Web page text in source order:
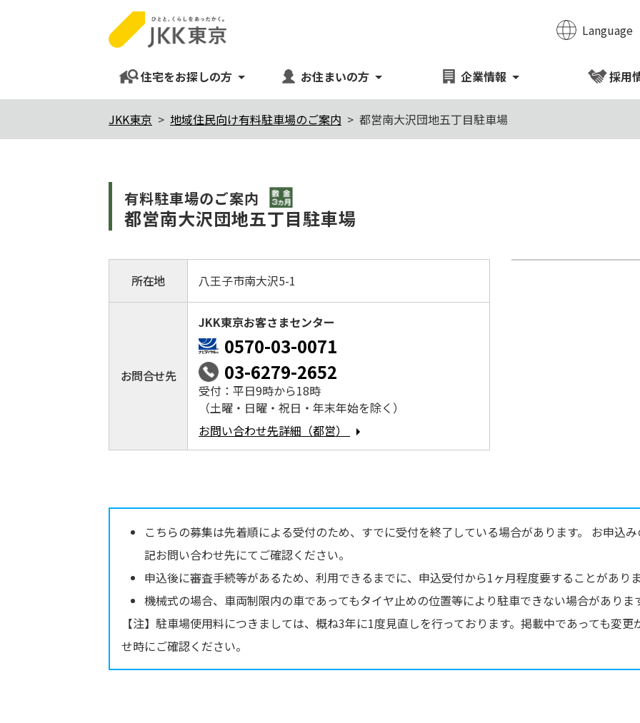
Language
住宅をお探しの方 お住まいの方 企業情報
採用
JKK東京 地域住民向け有料駐車場のご案内 都営南大沢団地五丁目駐車場
有料駐⾞場のご案内 敷金3か月
都営南大沢団地五丁目駐車場
所在地 八王子市南大沢5-1
お問合せ先
JKK東京お客さまセンター
0570-03-0071
03-6279-2652
受付：平日9時から18時
（土曜・日曜・祝日・年末年始を除く）
お問い合わせ先詳細（都営）
こちらの募集は先着順による受付のため、すでに受付を終了している場合があります。 お申込
記お問い合わせ先にてご確認ください。
申込後に審査手続等があるため、利用できるまでに、申込受付から1ヶ月程度要することがあり
機械式の場合、車両制限内の車であってもタイヤ止めの位置等により駐車できない場合がありま
【注】駐車場使用料につきましては、概ね3年に1度見直しを行っております。掲載中であっても変
せ時にご確認ください。